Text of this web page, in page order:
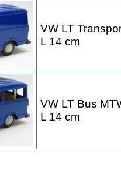
VW LT
L 14 cm
VW LT Bus
L 14 cm